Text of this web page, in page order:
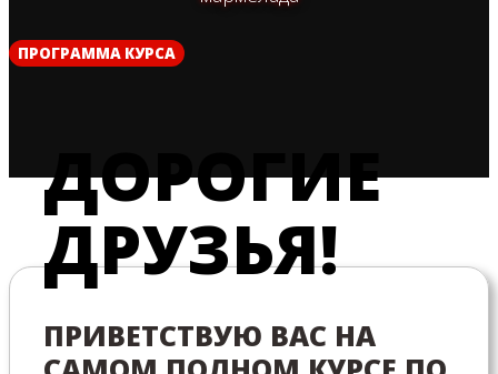
ПРОГРАММА КУРСА
ДОРОГИЕ
ДРУЗЬЯ!
ПРИВЕТСТВУЮ ВАС НА